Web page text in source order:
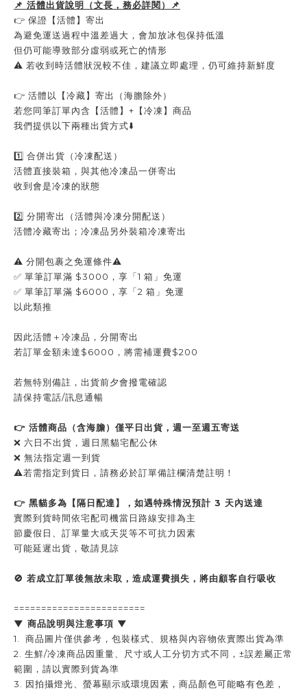
📌 活體出貨說明（文長，務必詳閱）📌
👉 保證【活體】寄出
為避免運送過程中溫差過大，會加放冰包保持低溫
但仍可能導致部分虛弱或死亡的情形
⚠️ 若收到時活體狀況較不佳，建議立即處理，仍可維持新鮮度
👉 活體以【冷藏】寄出（海膽除外）
若您同筆訂單內含【活體】+【冷凍】商品
我們提供以下兩種出貨方式⬇️
1️⃣ 合併出貨（冷凍配送）
活體直接裝箱，與其他冷凍品一併寄出
收到會是冷凍的狀態
2️⃣ 分開寄出（活體與冷凍分開配送）
活體冷藏寄出；冷凍品另外裝箱冷凍寄出
⚠️ 分開包裹之免運條件⚠️
✅ 單筆訂單滿 $3000，享「1 箱」免運
✅ 單筆訂單滿 $6000，享「2 箱」免運
以此類推
因此活體＋冷凍品，分開寄出
若訂單金額未達$6000，將需補運費$200
若無特別備註，出貨前夕會撥電確認
請保持電話/訊息通暢
👉 活體商品（含海膽）僅平日出貨，週一至週五寄送
❌ 六日不出貨，週日黑貓宅配公休
❌ 無法指定週一到貨
⚠️若需指定到貨日，請務必於訂單備註欄清楚註明！
👉 黑貓多為【隔日配達】，如遇特殊情況預計 3 天內送達
實際到貨時間依宅配司機當日路線安排為主
節慶假日、訂單量大或天災等不可抗力因素
可能延遲出貨，敬請見諒
🚫 若成立訂單後無故未取，造成運費損失，將由顧客自行吸收
========================
▼ 商品說明與注意事項 ▼
1. 商品圖片僅供參考，包裝樣式、規格與內容物依實際出貨為準
2. 生鮮/冷凍商品因重量、尺寸或人工分切方式不同，±誤差屬正常
範圍，請以實際到貨為準
3. 因拍攝燈光、螢幕顯示或環境因素，商品顏色可能略有色差，